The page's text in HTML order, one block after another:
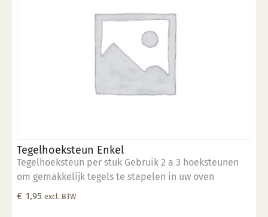
Tegelhoeksteun Enkel
Tegelhoeksteun per stuk Gebruik 2 a 3 hoeksteunen
om gemakkelijk tegels te stapelen in uw oven
€ 1,95 excl. BTW